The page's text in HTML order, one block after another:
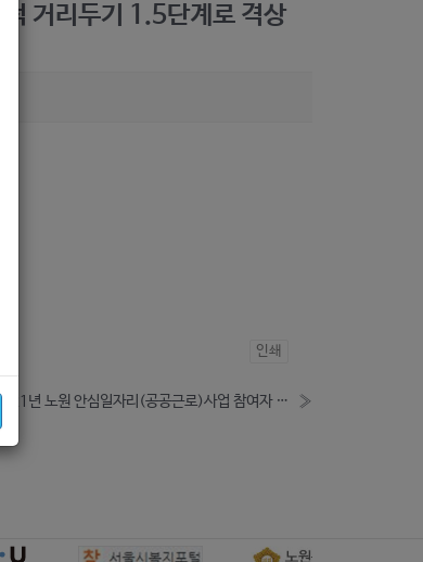
거리두기 1.5단계로 격상
인쇄
[일자리경제과] 2021년 노원 안심일자리(공공근로)사업 참여자 모집 공고 (2020-11-19~2020-11-30) »